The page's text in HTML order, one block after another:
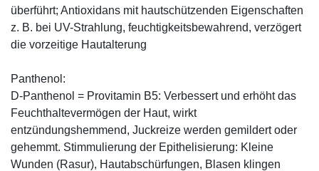
überführt; Antioxidans mit hautschützenden Eigenschaften
z. B. bei UV-Strahlung, feuchtigkeitsbewahrend, verzögert
die vorzeitige Hautalterung
Panthenol:
D-Panthenol = Provitamin B5: Verbessert und erhöht das
Feuchthaltevermögen der Haut, wirkt
entzündungshemmend, Juckreize werden gemildert oder
gehemmt. Stimmulierung der Epithelisierung: Kleine
Wunden (Rasur), Hautabschürfungen, Blasen klingen